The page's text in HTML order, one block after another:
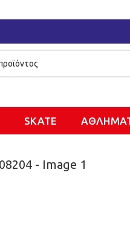
SKATE